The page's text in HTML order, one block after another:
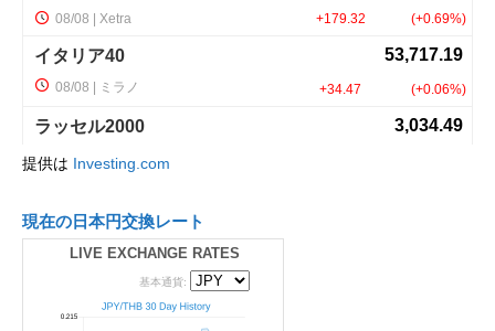
提供は Investing.com
現在の日本円交換レート
LIVE EXCHANGE RATES